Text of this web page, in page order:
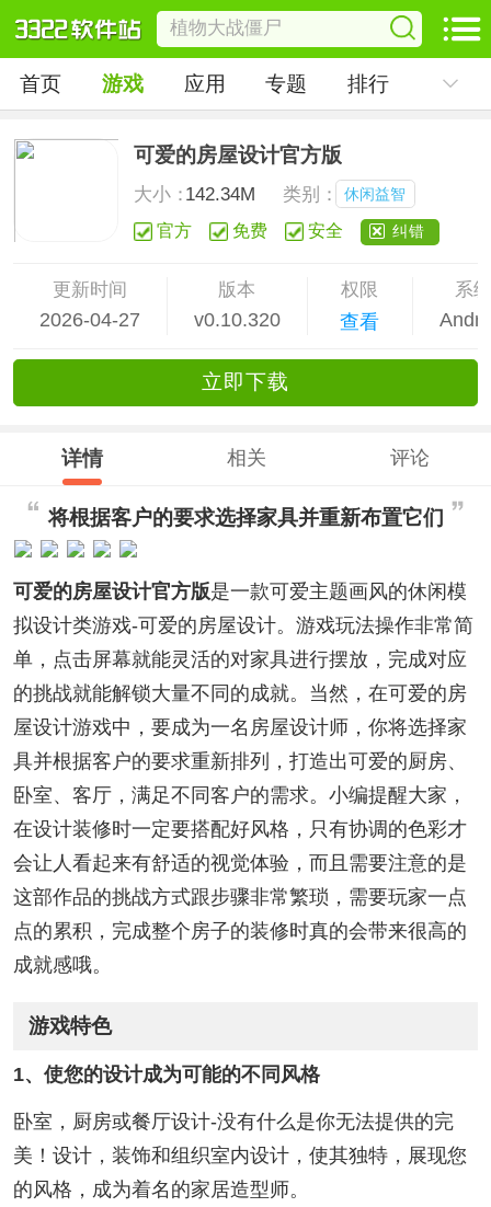
首页 游戏 应用 专题 排行
可爱的房屋设计官方版
大小：142.34M 类别： 休闲益智
官方 免费 安全 纠错
更新时间
2026-04-27
版本
v0.10.320
权限
查看
系
立即下载
详情 相关 评论
将根据客户的要求选择家具并重新布置它们
可爱的房屋设计官方版是一款可爱主题画风的休闲模
拟设计类游戏-可爱的房屋设计。游戏玩法操作非常简
单，点击屏幕就能灵活的对家具进行摆放，完成对应
的挑战就能解锁大量不同的成就。当然，在可爱的房
屋设计游戏中，要成为一名房屋设计师，你将选择家
具并根据客户的要求重新排列，打造出可爱的厨房、
卧室、客厅，满足不同客户的需求。小编提醒大家，
在设计装修时一定要搭配好风格，只有协调的色彩才
会让人看起来有舒适的视觉体验，而且需要注意的是
这部作品的挑战方式跟步骤非常繁琐，需要玩家一点
点的累积，完成整个房子的装修时真的会带来很高的
成就感哦。
游戏特色
1、使您的设计成为可能的不同风格
卧室，厨房或餐厅设计-没有什么是你无法提供的完
美！设计，装饰和组织室内设计，使其独特，展现您
的风格，成为着名的家居造型师。